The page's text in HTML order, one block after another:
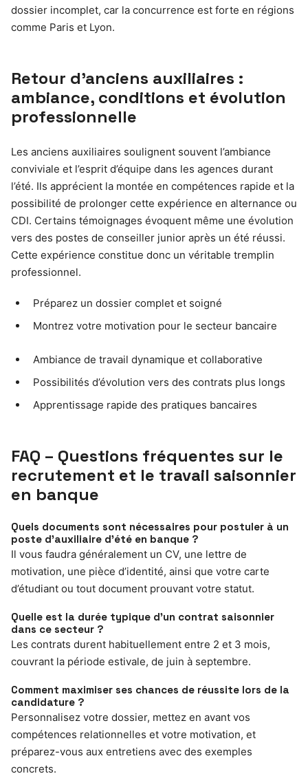
dossier incomplet, car la concurrence est forte en régions
comme Paris et Lyon.
Retour d’anciens auxiliaires :
ambiance, conditions et évolution
professionnelle
Les anciens auxiliaires soulignent souvent l’ambiance
conviviale et l’esprit d’équipe dans les agences durant
l’été. Ils apprécient la montée en compétences rapide et la
possibilité de prolonger cette expérience en alternance ou
CDI. Certains témoignages évoquent même une évolution
vers des postes de conseiller junior après un été réussi.
Cette expérience constitue donc un véritable tremplin
professionnel.
Préparez un dossier complet et soigné
Montrez votre motivation pour le secteur bancaire
Ambiance de travail dynamique et collaborative
Possibilités d’évolution vers des contrats plus longs
Apprentissage rapide des pratiques bancaires
FAQ – Questions fréquentes sur le
recrutement et le travail saisonnier
en banque
Quels documents sont nécessaires pour postuler à un
poste d’auxiliaire d’été en banque ?
Il vous faudra généralement un CV, une lettre de
motivation, une pièce d’identité, ainsi que votre carte
d’étudiant ou tout document prouvant votre statut.
Quelle est la durée typique d’un contrat saisonnier
dans ce secteur ?
Les contrats durent habituellement entre 2 et 3 mois,
couvrant la période estivale, de juin à septembre.
Comment maximiser ses chances de réussite lors de la
candidature ?
Personnalisez votre dossier, mettez en avant vos
compétences relationnelles et votre motivation, et
préparez-vous aux entretiens avec des exemples
concrets.